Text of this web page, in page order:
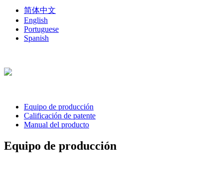
简体中文
English
Portuguese
Spanish
Equipo de producción
Calificación de patente
Manual del producto
Equipo de producción